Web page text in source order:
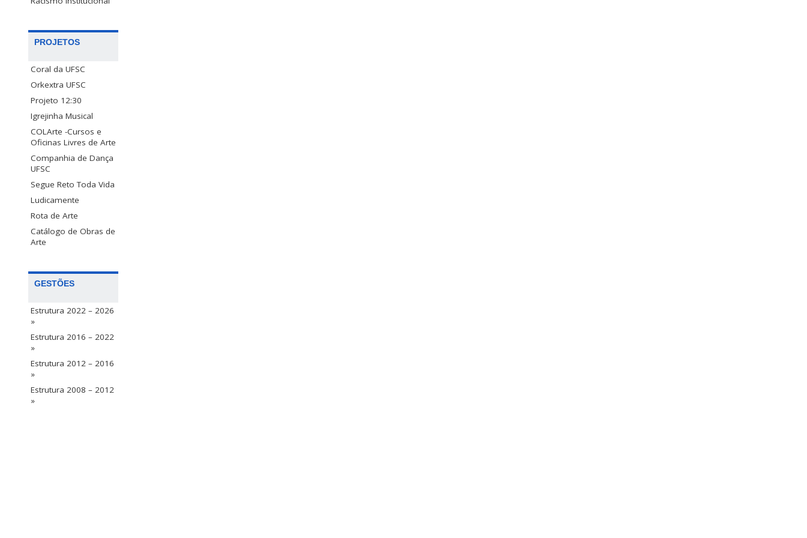
PROJETOS
Coral da UFSC
Orkextra UFSC
Projeto 12:30
Igrejinha Musical
COLArte -Cursos e
Oficinas Livres de Arte
Companhia de Dança
UFSC
Segue Reto Toda Vida
Ludicamente
Rota de Arte
Catálogo de Obras de
Arte
GESTÕES
Estrutura 2022 – 2026
»
Estrutura 2016 – 2022
»
Estrutura 2012 – 2016
»
Estrutura 2008 – 2012
»